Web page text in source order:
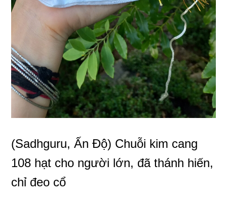
(Sadhguru, Ấn Độ) Chuỗi kim cang
108 hạt cho người lớn, đã thánh hiến,
chỉ đeo cổ